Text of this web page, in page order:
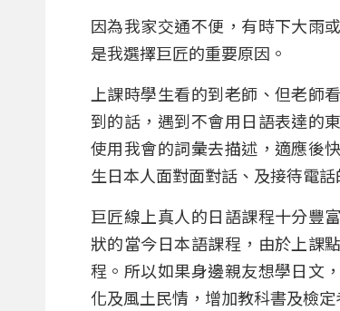
因為我家交通不便，有時下大雨
是我選擇巨匠的重要原因。
上課時學生看的到老師、但老師
到的話，遇到不會用日語表達的
使用我會的詞彙去描述，適應後
生日本人面對面對話、及接待電話
巨匠線上真人的日語課程十分豐
狀的當今日本語課程，由於上課
程。所以如果身邊親友想學日文
化及風土民情，增加教科書及檢定